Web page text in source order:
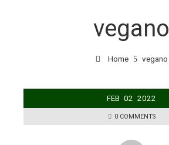
vegano
Home vegano
FEB 02 2022
0 COMMENTS